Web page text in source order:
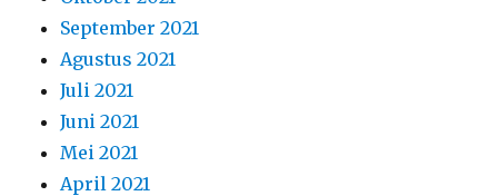
September 2021
Agustus 2021
Juli 2021
Juni 2021
Mei 2021
April 2021